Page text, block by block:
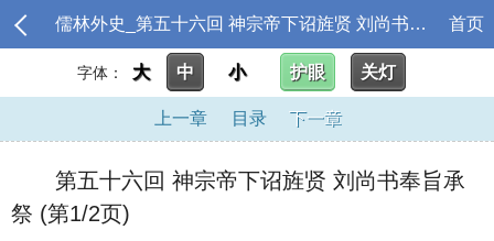
儒林外史_第五十六回 神宗帝下诏旌贤 刘尚书奉旨承祭 首页
字体： 大 中 小 护眼 关灯
上一章 目录 下一章
第五十六回 神宗帝下诏旌贤 刘尚书奉旨承
祭 (第1/2页)